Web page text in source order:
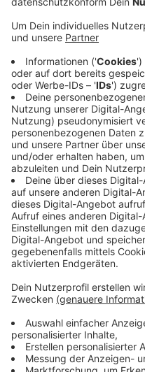
kontinuierlich anders
morgen, nicht in ihrem
Mitarbeiterinnen und
Der Amtsantritt
schwerer, und einiges
Bürgern könne sie nicht
Aber:
Ich bekomme viele
Telefonnummer
gerne mal spontan
Praktisch sei, dass es
sich einzuarbeiten.
Anzeige
"Die sind einfach
Anzeige